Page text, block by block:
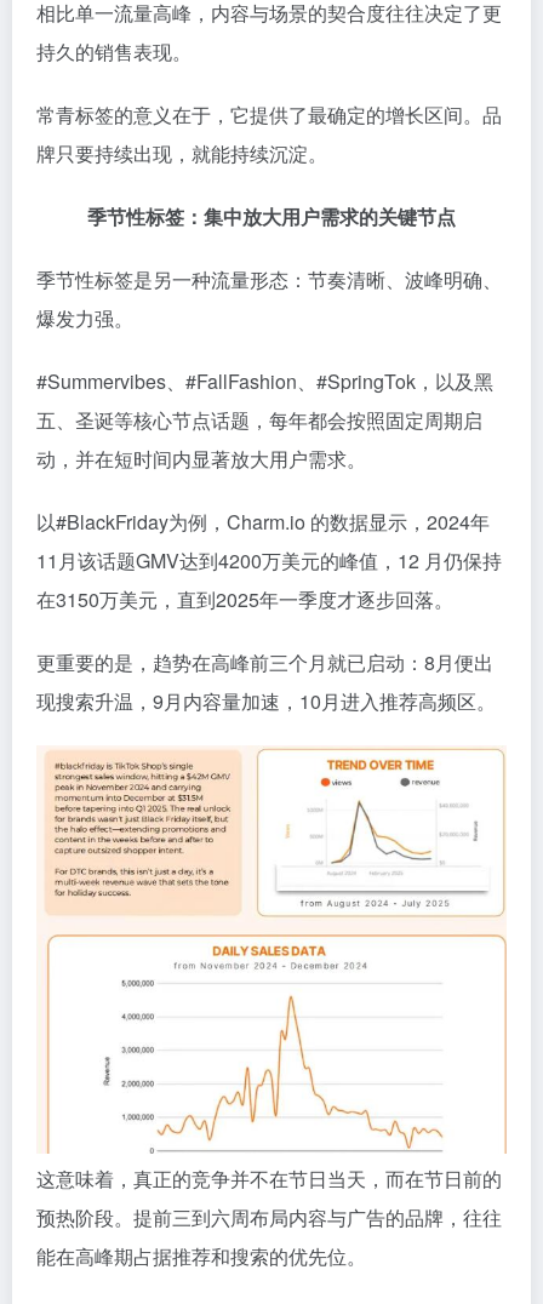
相比单一流量高峰，内容与场景的契合度往往决定了更
持久的销售表现。
常青标签的意义在于，它提供了最确定的增长区间。品
牌只要持续出现，就能持续沉淀。
季节性标签：集中放大用户需求的关键节点
季节性标签是另一种流量形态：节奏清晰、波峰明确、
爆发力强。
#Summervibes、#FallFashion、#SpringTok，以及黑
五、圣诞等核心节点话题，每年都会按照固定周期启
动，并在短时间内显著放大用户需求。
以#BlackFriday为例，Charm.io 的数据显示，2024年
11月该话题GMV达到4200万美元的峰值，12 月仍保持
在3150万美元，直到2025年一季度才逐步回落。
更重要的是，趋势在高峰前三个月就已启动：8月便出
现搜索升温，9月内容量加速，10月进入推荐高频区。
这意味着，真正的竞争并不在节日当天，而在节日前的
预热阶段。提前三到六周布局内容与广告的品牌，往往
能在高峰期占据推荐和搜索的优先位。